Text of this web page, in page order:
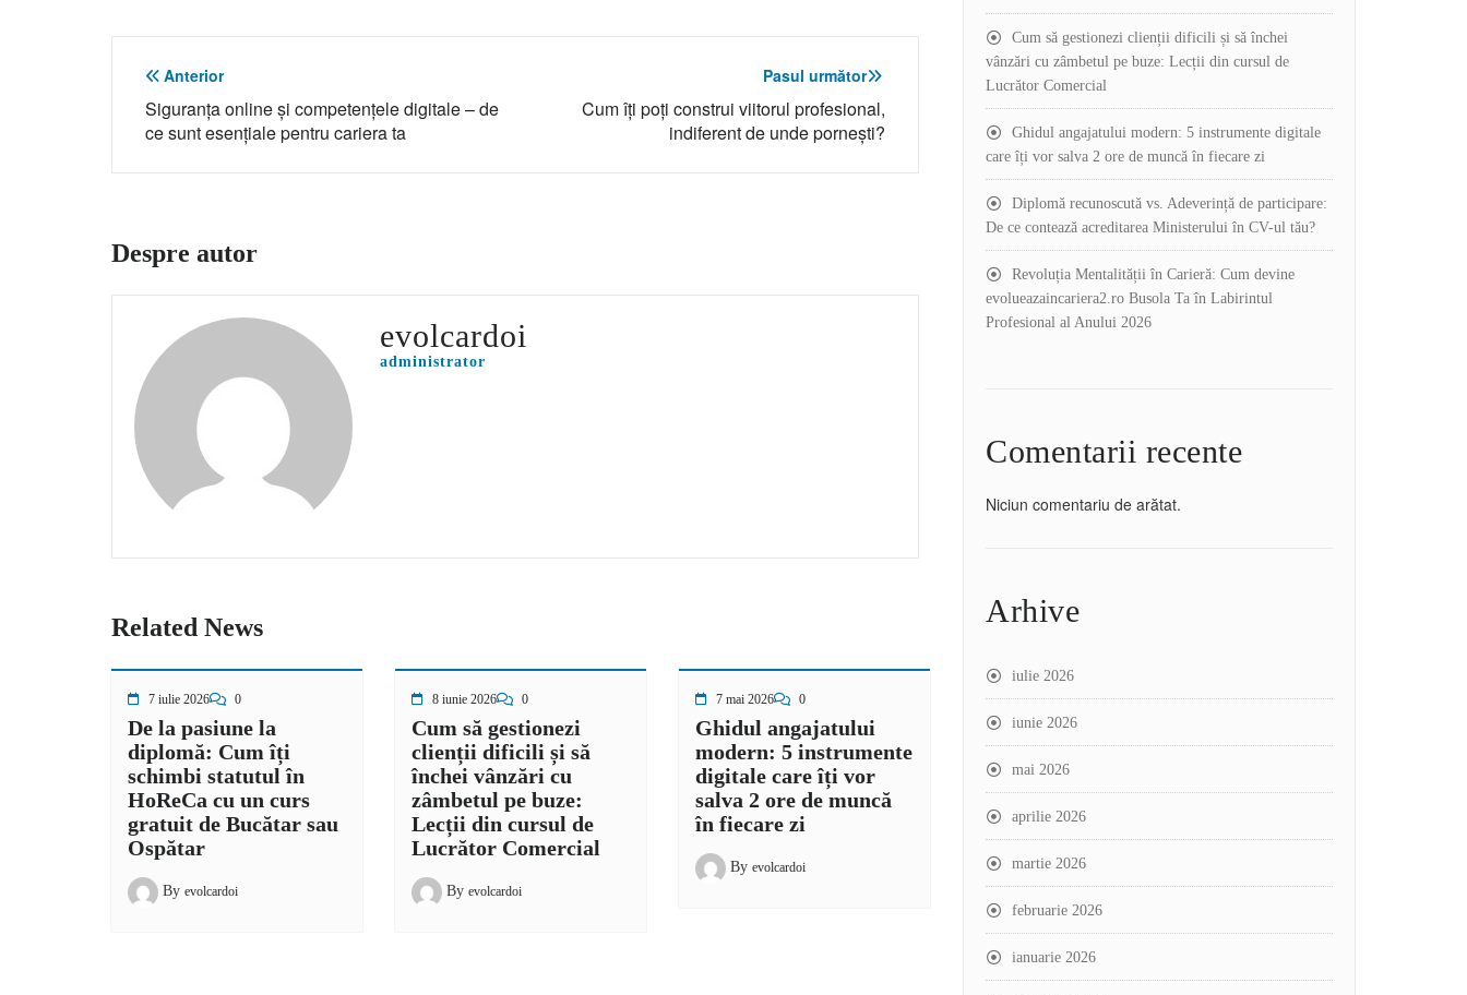
Navigare
în
Anterior
Siguranța online și competențele digitale – de
ce sunt esențiale pentru cariera ta
Pasul următor
Cum îți poți construi viitorul profesional,
indiferent de unde pornești?
Despre autor
evolcardoi
administrator
Related News
7 iulie 2026 0
De la pasiune la
diplomă: Cum îți
schimbi statutul în
HoReCa cu un curs
gratuit de Bucătar sau
Ospătar
By evolcardoi
8 iunie 2026 0
Cum să gestionezi
clienții dificili și să
închei vânzări cu
zâmbetul pe buze:
Lecții din cursul de
Lucrător Comercial
By evolcardoi
7 mai 2026 0
Ghidul angajatului
modern: 5 instrumente
digitale care îți vor
salva 2 ore de muncă
în fiecare zi
By evolcardoi
Cum să gestionezi clienții dificili și să închei
vânzări cu zâmbetul pe buze: Lecții din cursul de
Lucrător Comercial
Ghidul angajatului modern: 5 instrumente digitale
care îți vor salva 2 ore de muncă în fiecare zi
Diplomă recunoscută vs. Adeverință de participare:
De ce contează acreditarea Ministerului în CV-ul tău?
Revoluția Mentalității în Carieră: Cum devine
evolueazaincariera2.ro Busola Ta în Labirintul
Profesional al Anului 2026
Comentarii recente
Niciun comentariu de arătat.
Arhive
iulie 2026
iunie 2026
mai 2026
aprilie 2026
martie 2026
februarie 2026
ianuarie 2026